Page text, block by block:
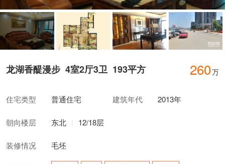
龙湖香醍漫步 4室2厅3卫 193平方 260万
住宅类型 普通住宅 建筑年代 2013年
朝向楼层 东北 12/18层
装修情况 毛坯